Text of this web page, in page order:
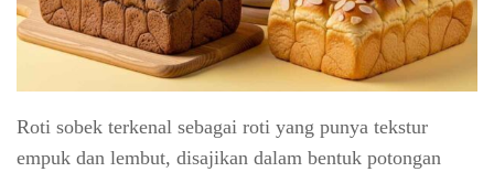
Roti sobek terkenal sebagai roti yang punya tekstur
empuk dan lembut, disajikan dalam bentuk potongan